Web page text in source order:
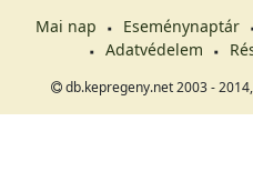
Mai nap Eseménynaptár
Adatvédelem
db.kepregeny.net 2003 - 2014,